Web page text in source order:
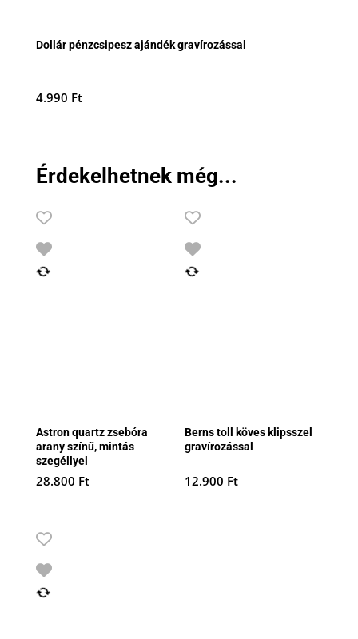
Dollár pénzcsipesz ajándék gravírozással
4.990 Ft
Érdekelhetnek még...
Astron quartz zsebóra
arany színű, mintás
szegéllyel
28.800 Ft
Berns toll köves klipsszel
gravírozással
12.900 Ft